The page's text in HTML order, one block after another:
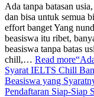
Ada tanpa batasan
dan bisa untuk semua
effort banget Yang
beasiswa itu ribet,
beasiswa tanpa batas
chill,… Read more
Syarat IELTS Chill
Beasiswa yang
Pendaftaran Siap-Siap